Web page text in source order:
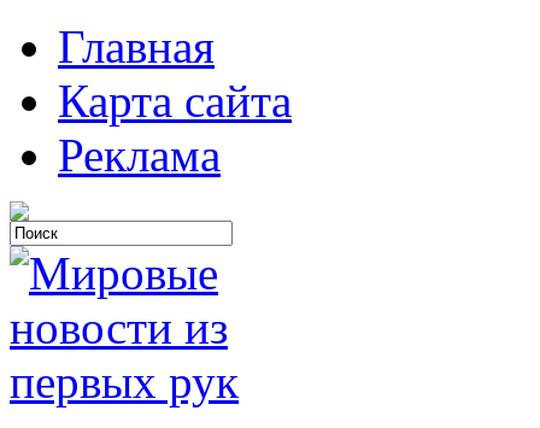
Главная
Карта сайта
Реклама